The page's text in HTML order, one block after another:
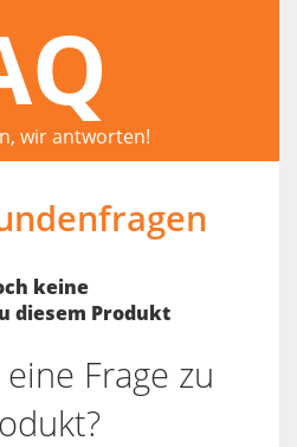
wir antworten!
keine
diesem Produkt
Frage zu